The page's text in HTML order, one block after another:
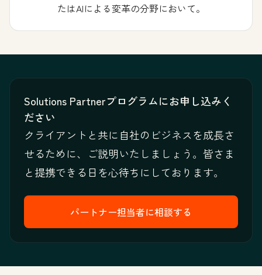
たはAIによる変革の分野において。
Solutions Partnerプログラムにお申し込みく
ださい
クライアントと共に自社のビジネスを成長さ
せるために、ご説明いたしましょう。皆さま
と提携できる日を心待ちにしております。
パートナー担当者に相談する